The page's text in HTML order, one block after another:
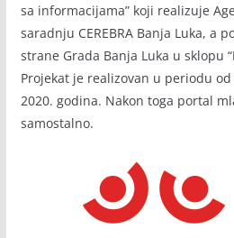
sa informacijama” koji realizuje
saradnju CEREBRA Banja Luka, a
strane Grada Banja Luka u sklopu “
Projekat je realizovan u periodu
2020. godina. Nakon toga portal
samostalno.